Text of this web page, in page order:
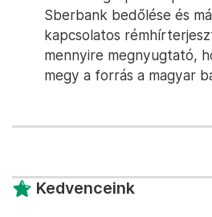
Sberbank bedőlése és
kapcsolatos
mennyire megnyugtató,
megy a forrás a magyar
Kedvenceink